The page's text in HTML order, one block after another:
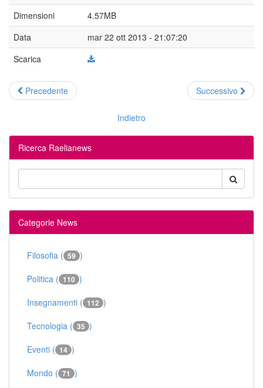
Dimensioni
4.57MB
Data
mar 22 ott 2013 - 21:07:20
Scarica
Precedente Successivo
Indietro
Ricerca Raelianews
Categorie News
Filosofia ( 59 )
Politica ( 110 )
Insegnamenti ( 112 )
Tecnologia ( 35 )
Eventi ( 14 )
Mondo ( 71 )